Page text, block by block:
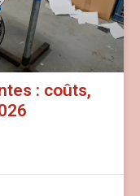
: coûts,